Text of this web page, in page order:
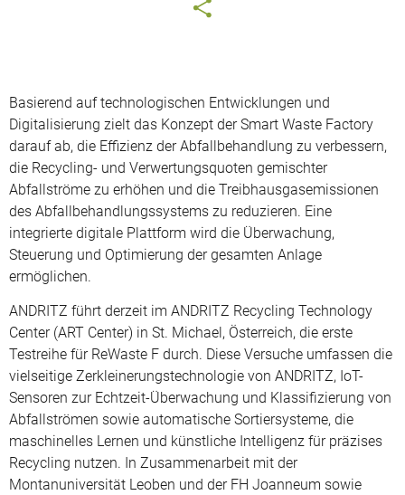
Basierend auf technologischen Entwicklungen und
Digitalisierung zielt das Konzept der Smart Waste Factory
darauf ab, die Effizienz der Abfallbehandlung zu verbessern,
die Recycling- und Verwertungsquoten gemischter
Abfallströme zu erhöhen und die Treibhausgasemissionen
des Abfallbehandlungssystems zu reduzieren. Eine
integrierte digitale Plattform wird die Überwachung,
Steuerung und Optimierung der gesamten Anlage
ermöglichen.
ANDRITZ führt derzeit im ANDRITZ Recycling Technology
Center (ART Center) in St. Michael, Österreich, die erste
Testreihe für ReWaste F durch. Diese Versuche umfassen die
vielseitige Zerkleinerungstechnologie von ANDRITZ, IoT-
Sensoren zur Echtzeit-Überwachung und Klassifizierung von
Abfallströmen sowie automatische Sortiersysteme, die
maschinelles Lernen und künstliche Intelligenz für präzises
Recycling nutzen. In Zusammenarbeit mit der
Montanuniversität Leoben und der FH Joanneum sowie